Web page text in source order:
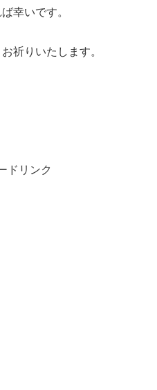
幸いです。
祈りいたします。
ドリンク